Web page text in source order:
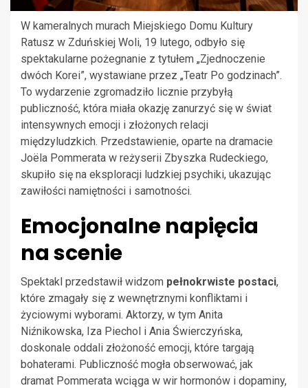
W kameralnych murach Miejskiego Domu Kultury
Ratusz w Zduńskiej Woli, 19 lutego, odbyło się
spektakularne pożegnanie z tytułem „Zjednoczenie
dwóch Korei”, wystawiane przez „Teatr Po godzinach”.
To wydarzenie zgromadziło licznie przybyłą
publiczność, która miała okazję zanurzyć się w świat
intensywnych emocji i złożonych relacji
międzyludzkich. Przedstawienie, oparte na dramacie
Joëla Pommerata w reżyserii Zbyszka Rudeckiego,
skupiło się na eksploracji ludzkiej psychiki, ukazując
zawiłości namiętności i samotności.
Emocjonalne napięcia
na scenie
Spektakl przedstawił widzom pełnokrwiste postaci,
które zmagały się z wewnętrznymi konfliktami i
życiowymi wyborami. Aktorzy, w tym Anita
Niźnikowska, Iza Piechol i Ania Świerczyńska,
doskonale oddali złożoność emocji, które targają
bohaterami. Publiczność mogła obserwować, jak
dramat Pommerata wciąga w wir hormonów i dopaminy,